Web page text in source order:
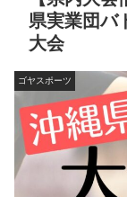
県実業団バ
大会
ゴヤスポーツ